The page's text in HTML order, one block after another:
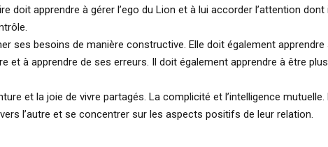
apprendre à gérer l’ego du Lion et à lui accorder l’attention
ses besoins de manière constructive. Elle doit également
et à apprendre de ses erreurs. Il doit également apprendre à être
et la joie de vivre partagés. La complicité et l’intelligence
l’autre et se concentrer sur les aspects positifs de leur relation.